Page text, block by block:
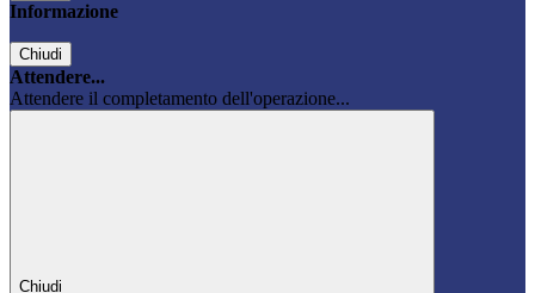
Informazione
Chiudi
Attendere...
Attendere il completamento dell'operazione...
Chiudi